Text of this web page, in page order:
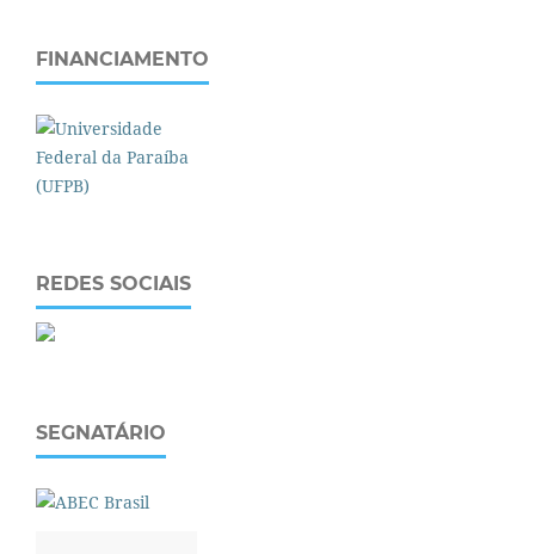
FINANCIAMENTO
REDES SOCIAIS
SEGNATÁRIO